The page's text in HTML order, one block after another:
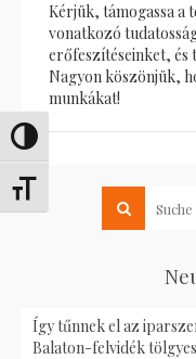
Umschalten auf hohe
Schrift vergrößern
Kérjük, támogassa a
vonatkozó
erőfeszítéseinket, és
Nagyon köszönjük,
munkákat!
Így tűnnek el az
Balaton-felvidék